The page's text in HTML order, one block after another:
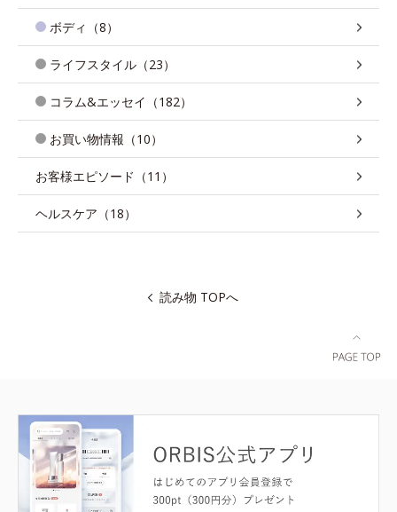
ボディ（8）
ライフスタイル（23）
コラム&エッセイ（182）
お買い物情報（10）
お客様エピソード（11）
ヘルスケア（18）
読み物 TOPへ